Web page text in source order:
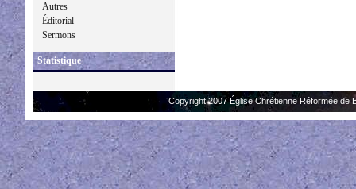
Autres
Éditorial
Sermons
Statistique
Copyright 2007 Église Chrétienne Réformée de